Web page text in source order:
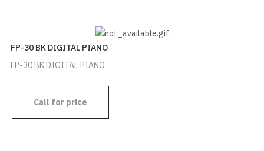
FP-30 BK DIGITAL PIANO
FP-30 BK DIGITAL PIANO
Call for price